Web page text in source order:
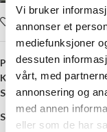
Vi bruker
annonser et
mediefunksjoner
dessuten
vårt, med
annonsering og
med annen
eller som de har
Legg i ønskelisten
Produktnummer:
Kategori:Dale Garn
Stikkord:18 masker, 5
Share: